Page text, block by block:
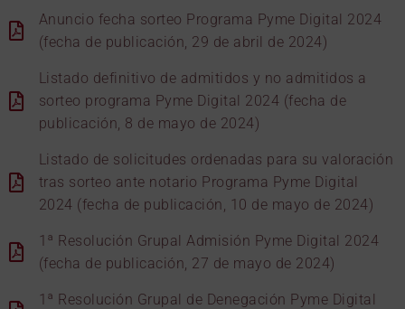
Anuncio fecha sorteo Programa Pyme Digital 2024
(fecha de publicación, 29 de abril de 2024)
Listado definitivo de admitidos y no admitidos a
sorteo programa Pyme Digital 2024 (fecha de
publicación, 8 de mayo de 2024)
Listado de solicitudes ordenadas para su valoración
tras sorteo ante notario Programa Pyme Digital
2024 (fecha de publicación, 10 de mayo de 2024)
1ª Resolución Grupal Admisión Pyme Digital 2024
(fecha de publicación, 27 de mayo de 2024)
1ª Resolución Grupal de Denegación Pyme Digital